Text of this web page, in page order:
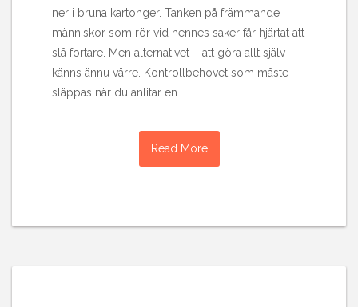
ner i bruna kartonger. Tanken på främmande
människor som rör vid hennes saker får hjärtat att
slå fortare. Men alternativet – att göra allt själv –
känns ännu värre. Kontrollbehovet som måste
släppas när du anlitar en
Read More